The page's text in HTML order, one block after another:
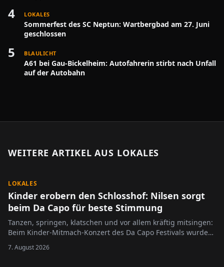
4 LOKALES
Sommerfest des SC Neptun: Wartbergbad am 27. Juni
geschlossen
5 BLAULICHT
A61 bei Gau-Bickelheim: Autofahrerin stirbt nach Unfall
auf der Autobahn
WEITERE ARTIKEL AUS LOKALES
LOKALES
Kinder erobern den Schlosshof: Nilsen sorgt
beim Da Capo für beste Stimmung
Tanzen, springen, klatschen und vor allem kräftig mitsingen:
Beim Kinder-Mitmach-Konzert des Da Capo Festivals wurde
jüngsten Festivalbesucher.
7. August 2026